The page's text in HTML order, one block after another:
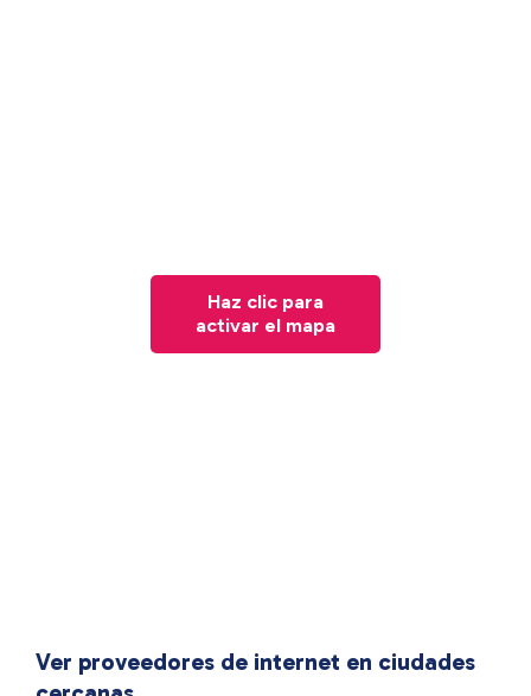
Haz clic para
activar el mapa
Ver proveedores de internet en ciudades